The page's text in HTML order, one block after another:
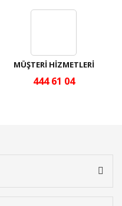
MÜŞTERİ HİZMETLERİ
444 61 04